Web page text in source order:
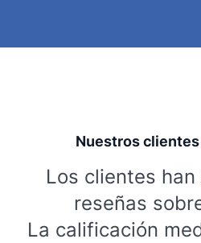
Nuestros
Los clientes
reseñas
La calificación